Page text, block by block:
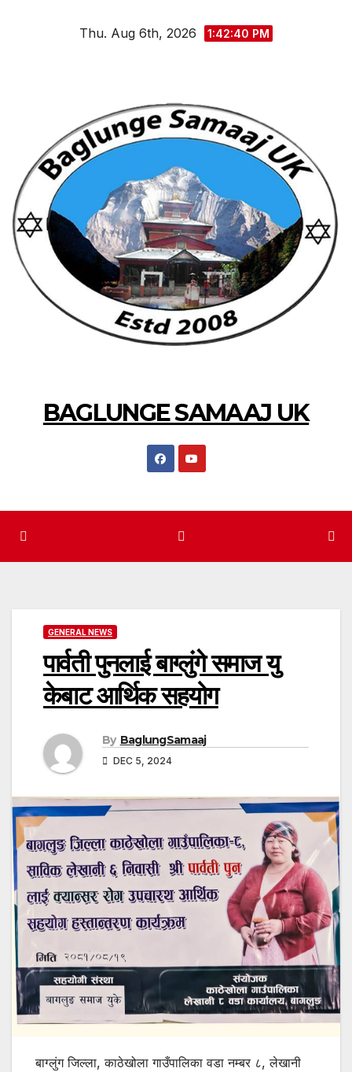
Thu. Aug 6th, 2026 1:42:41 PM
BAGLUNGE SAMAAJ UK
GENERAL NEWS
पार्वती पुनलाई बाग्लुंगे समाज यु
केबाट आर्थिक सहयोग
By BaglungSamaaj
DEC 5, 2024
बाग्लुंग जिल्ला, काठेखोला गाउँपालिका वडा नम्बर ८, लेखानी